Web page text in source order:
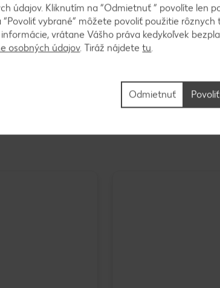
údajov. Kliknutím na “Odmietnuť ” povolíte len
vybrané” môžete povoliť použitie rôznych
vrátane Vášho práva kedykoľvek
osobných údajov. Tiráž nájdetetu.
Odmietnuť